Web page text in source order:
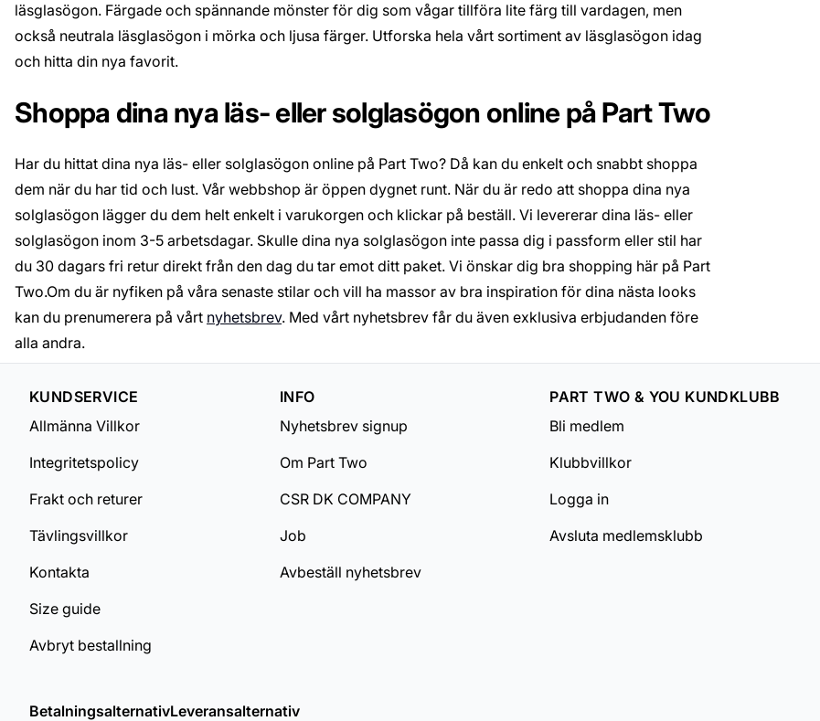
läsglasögon. Färgade och spännande mönster för dig som vågar tillföra lite färg till vardagen, men
också neutrala läsglasögon i mörka och ljusa färger. Utforska hela vårt sortiment av läsglasögon idag
och hitta din nya favorit.
Shoppa dina nya läs- eller solglasögon online på Part Two
Har du hittat dina nya läs- eller solglasögon online på Part Two? Då kan du enkelt och snabbt shoppa
dem när du har tid och lust. Vår webbshop är öppen dygnet runt. När du är redo att shoppa dina nya
solglasögon lägger du dem helt enkelt i varukorgen och klickar på beställ. Vi levererar dina läs- eller
solglasögon inom 3-5 arbetsdagar. Skulle dina nya solglasögon inte passa dig i passform eller stil har
du 30 dagars fri retur direkt från den dag du tar emot ditt paket. Vi önskar dig bra shopping här på Part
Two.Om du är nyfiken på våra senaste stilar och vill ha massor av bra inspiration för dina nästa looks
kan du prenumerera på vårt nyhetsbrev. Med vårt nyhetsbrev får du även exklusiva erbjudanden före
alla andra.
KUNDSERVICE
Allmänna Villkor
Integritetspolicy
Frakt och returer
Tävlingsvillkor
Kontakta
Size guide
Avbryt bestallning
INFO
Nyhetsbrev signup
Om Part Two
CSR DK COMPANY
Job
Avbeställ nyhetsbrev
PART TWO & YOU KUNDKLUBB
Bli medlem
Klubbvillkor
Logga in
Avsluta medlemsklubb
BetalningsalternativLeveransalternativ